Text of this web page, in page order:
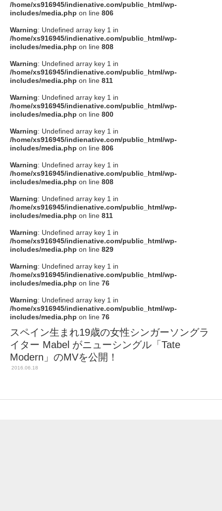
Soundcloud
to indienative
/home/xs916945/indienative.com/public_html/wp-
includes/media.php on line 806
Warning: Undefined array key 1 in
/home/xs916945/indienative.com/public_html/wp-
includes/media.php on line 808
Warning: Undefined array key 1 in
/home/xs916945/indienative.com/public_html/wp-
includes/media.php on line 811
Warning: Undefined array key 1 in
/home/xs916945/indienative.com/public_html/wp-
includes/media.php on line 800
Warning: Undefined array key 1 in
/home/xs916945/indienative.com/public_html/wp-
includes/media.php on line 806
Warning: Undefined array key 1 in
/home/xs916945/indienative.com/public_html/wp-
includes/media.php on line 808
Warning: Undefined array key 1 in
/home/xs916945/indienative.com/public_html/wp-
includes/media.php on line 811
Warning: Undefined array key 1 in
/home/xs916945/indienative.com/public_html/wp-
includes/media.php on line 829
Warning: Undefined array key 1 in
/home/xs916945/indienative.com/public_html/wp-
includes/media.php on line 76
Warning: Undefined array key 1 in
/home/xs916945/indienative.com/public_html/wp-
includes/media.php on line 76
スペイン生まれ19歳の女性シンガーソングラ
イター Mabel がニューシングル「Tate
Modern」のMVを公開！
2016.06.18